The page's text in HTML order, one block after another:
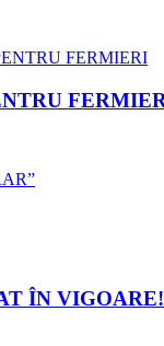
ÎN
ÎN VIGOARE!